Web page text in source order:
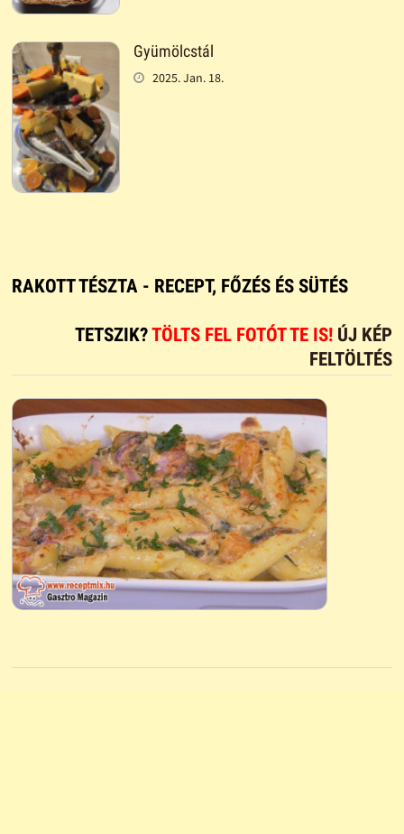
Gyümölcstál
2025. Jan. 18.
RAKOTT TÉSZTA - RECEPT, FŐZÉS ÉS SÜTÉS
TETSZIK?TÖLTS FEL FOTÓT TE IS! ÚJ KÉP
FELTÖLTÉS